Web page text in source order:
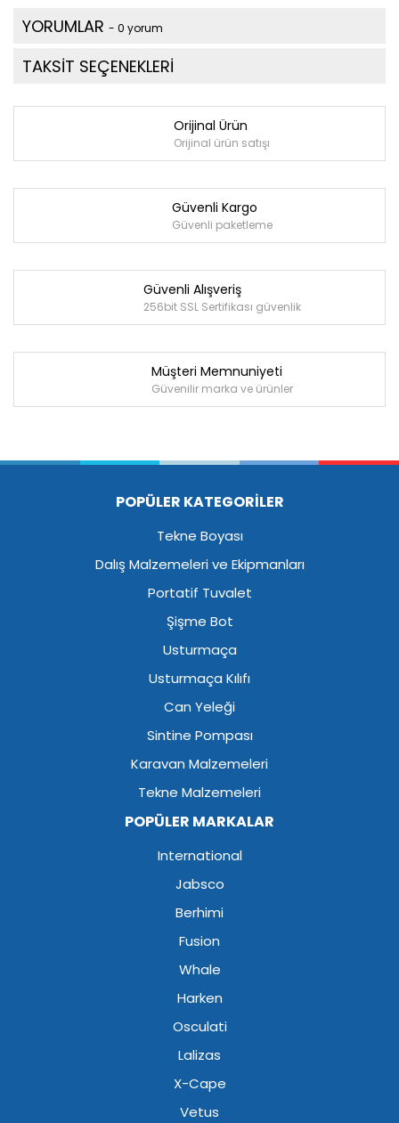
YORUMLAR - 0 yorum
TAKSİT SEÇENEKLERİ
Orijinal Ürün
Orijinal ürün satışı
Güvenli Kargo
Güvenli paketleme
Güvenli Alışveriş
256bit SSL Sertifikası güvenlik
Müşteri Memnuniyeti
Güvenilir marka ve ürünler
POPÜLER KATEGORİLER
Tekne Boyası
Dalış Malzemeleri ve Ekipmanları
Portatif Tuvalet
Şişme Bot
Usturmaça
Usturmaça Kılıfı
Can Yeleği
Sintine Pompası
Karavan Malzemeleri
Tekne Malzemeleri
POPÜLER MARKALAR
International
Jabsco
Berhimi
Fusion
Whale
Harken
Osculati
Lalizas
X-Cape
Vetus